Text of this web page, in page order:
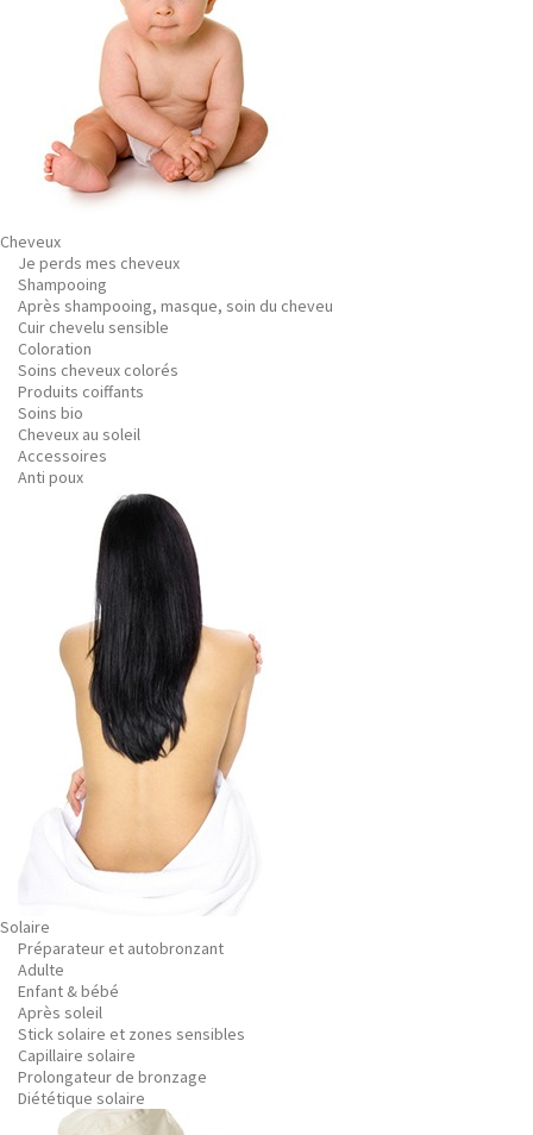
Cheveux
Je perds mes cheveux
Shampooing
Après shampooing, masque, soin du cheveu
Cuir chevelu sensible
Coloration
Soins cheveux colorés
Produits coiffants
Soins bio
Cheveux au soleil
Accessoires
Anti poux
Solaire
Préparateur et autobronzant
Adulte
Enfant & bébé
Après soleil
Stick solaire et zones sensibles
Capillaire solaire
Prolongateur de bronzage
Diététique solaire